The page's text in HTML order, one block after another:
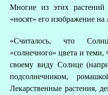
Многие из этих
«носят» его изображение
«Считалось, что
«солнечного» цвета и
своему виду Солнце
подсолнечником,
Лекарственные растения,